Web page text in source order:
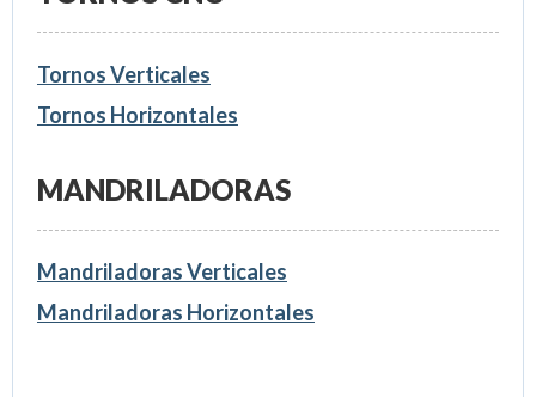
Tornos Verticales
Tornos Horizontales
MANDRILADORAS
Mandriladoras Verticales
Mandriladoras Horizontales